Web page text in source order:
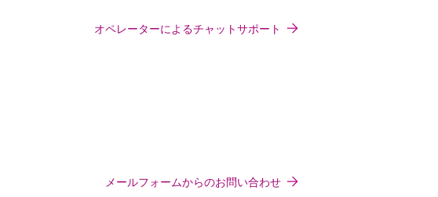
オペレーターによるチャットサポート
メールフォームからのお問い合わせ